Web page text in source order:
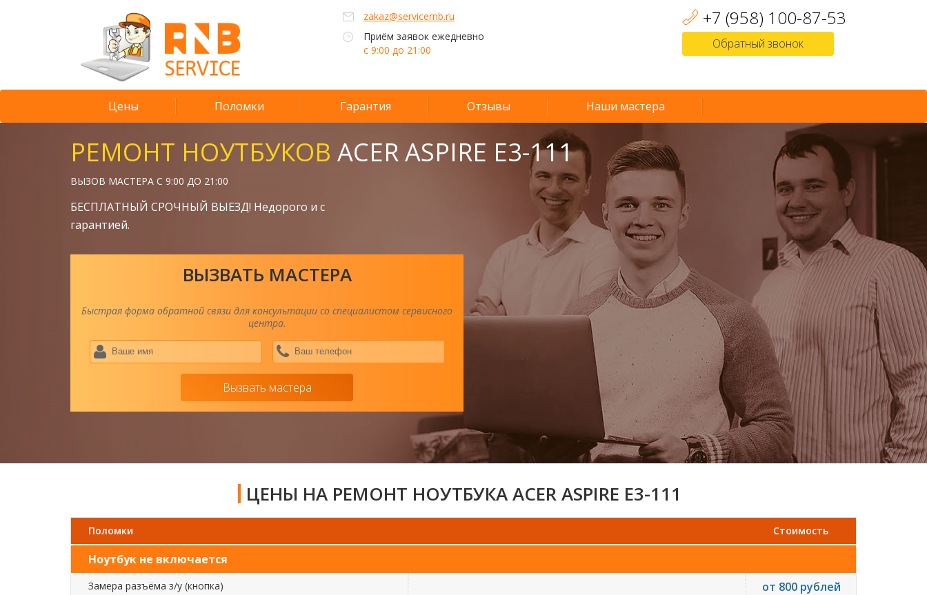
zakaz@servicernb.ru
Приём заявок ежедневно
с 9:00 до 21:00
+7 (958) 100-87-53
Обратный звонок
Цены Поломки Гарантия Отзывы Наши мастера
РЕМОНТ НОУТБУКОВ ACER ASPIRE E3-111
ВЫЗОВ МАСТЕРА С 9:00 ДО 21:00
БЕСПЛАТНЫЙ СРОЧНЫЙ ВЫЕЗД! Недорого и с
гарантией.
ВЫЗВАТЬ МАСТЕРА
Быстрая форма обратной связи для консультации со специалистом сервисного
центра.
Ваше
имя
*
Вызвать мастера
ЦЕНЫ НА РЕМОНТ НОУТБУКА ACER ASPIRE E3-111
Поломки Стоимость
Ноутбук не включается
Замера разъёма з/у (кнопка) от 800 рублей